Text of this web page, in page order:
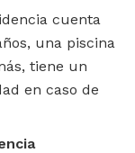
cuenta
una piscina
tiene un
en caso de